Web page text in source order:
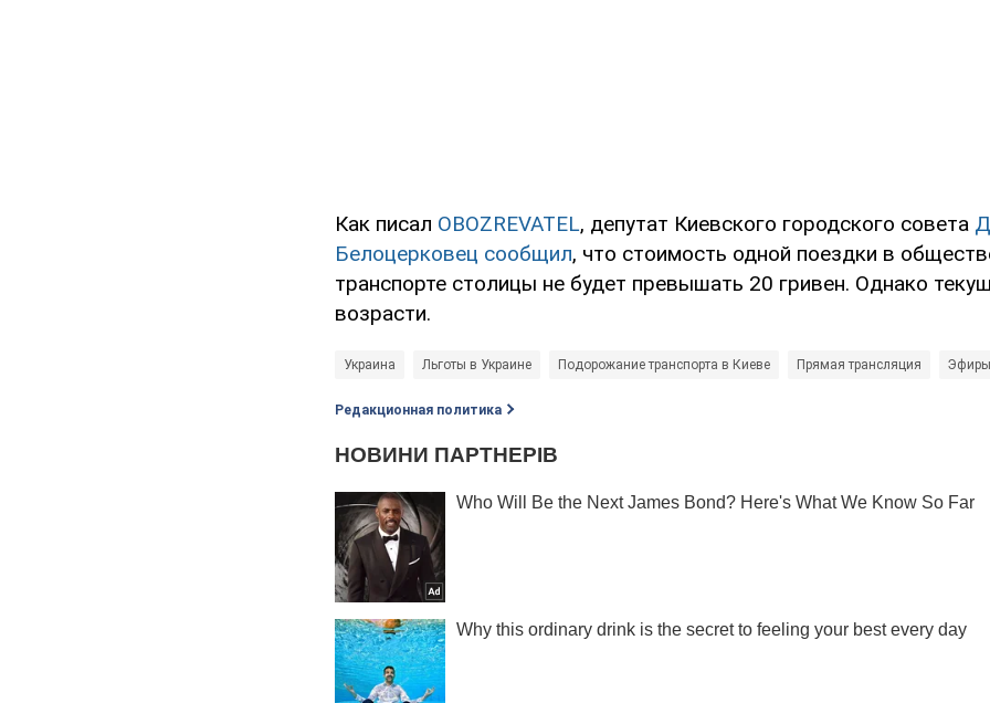
Как писал OBOZREVATEL, депутат Киевского городского совета
Белоцерковец сообщил, что стоимость одной поездки в
транспорте столицы не будет превышать 20 гривен. Однако
возрасти.
Украина Льготы в Украине Подорожание транспорта в Киеве Прямая трансляция Эфиры
Редакционная политика